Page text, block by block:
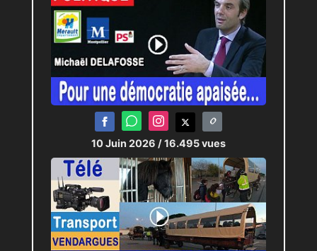
10 Juin 2026 / 16.495 vues